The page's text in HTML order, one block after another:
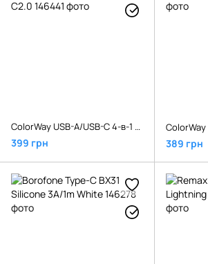
СolorWay USB-A/USB-C 4-в-1 USB2.0х2/USB3.0/USB-C2.0
399 грн 389 грн